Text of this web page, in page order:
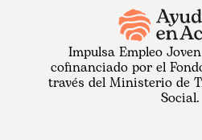
Impulsa Empleo
cofinanciado por el
través del Ministerio de
Social.